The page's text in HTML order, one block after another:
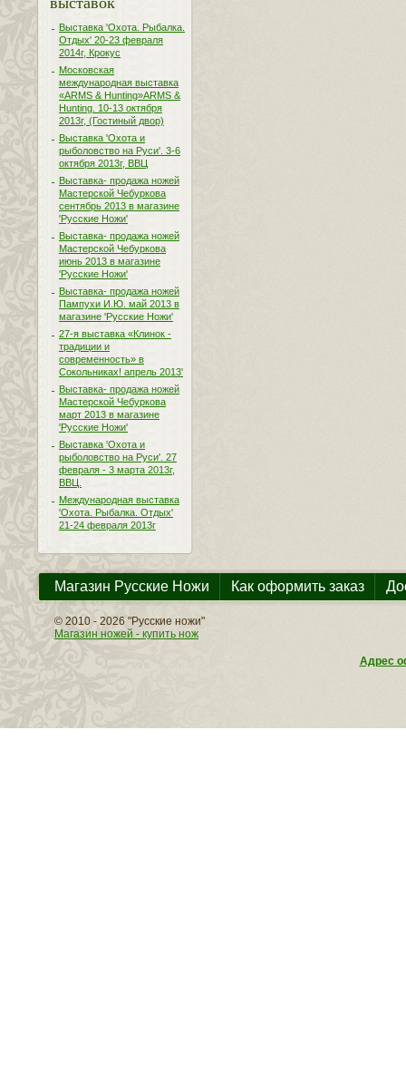
Выставка 'Охота. Рыбалка.
Отдых' 20-23 февраля
2014г, Крокус
Московская
международная выставка
«ARMS & Hunting»ARMS &
Hunting. 10-13 октября
2013г, (Гостиный двор)
Выставка 'Охота и
рыболовство на Руси'. 3-6
октября 2013г, ВВЦ
Выставка- продажа ножей
Мастерской Чебуркова
сентябрь 2013 в магазине
'Русские Ножи'
Выставка- продажа ножей
Мастерской Чебуркова
июнь 2013 в магазине
'Русские Ножи'
Выставка- продажа ножей
Пампухи И.Ю. май 2013 в
магазине 'Русские Ножи'
27-я выставка «Клинок -
традиции и
современность» в
Сокольниках! апрель 2013'
Выставка- продажа ножей
Мастерской Чебуркова
март 2013 в магазине
'Русские Ножи'
Выставка 'Охота и
рыболовство на Руси'. 27
февраля - 3 марта 2013г,
ВВЦ.
Международная выставка
'Охота. Рыбалка. Отдых'
21-24 февраля 2013г
Магазин Русские Ножи Как оформить заказ
© 2010 - 2026 "Русские ножи"
Магазин ножей - купить нож
Адрес